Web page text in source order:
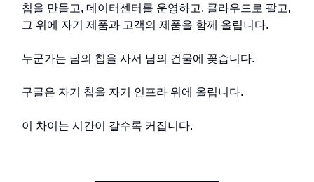
칩을 만들고, 데이터센터를 운영하고, 클라우드로 팔고,
그 위에 자기 제품과 고객의 제품을 함께 올립니다.
누군가는 남의 칩을 사서 남의 건물에 꽂습니다.
구글은 자기 칩을 자기 인프라 위에 올립니다.
이 차이는 시간이 갈수록 커집니다.